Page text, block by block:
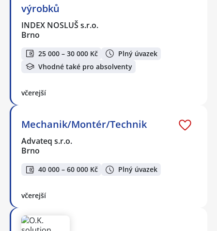
výrobků
INDEX NOSLUŠ s.r.o.
Brno
25 000 – 30 000 Kč
Plný úvazek
Vhodné také pro absolventy
včerejší
Mechanik/Montér/Technik
Advateq s.r.o.
Brno
40 000 – 60 000 Kč Plný úvazek
včerejší